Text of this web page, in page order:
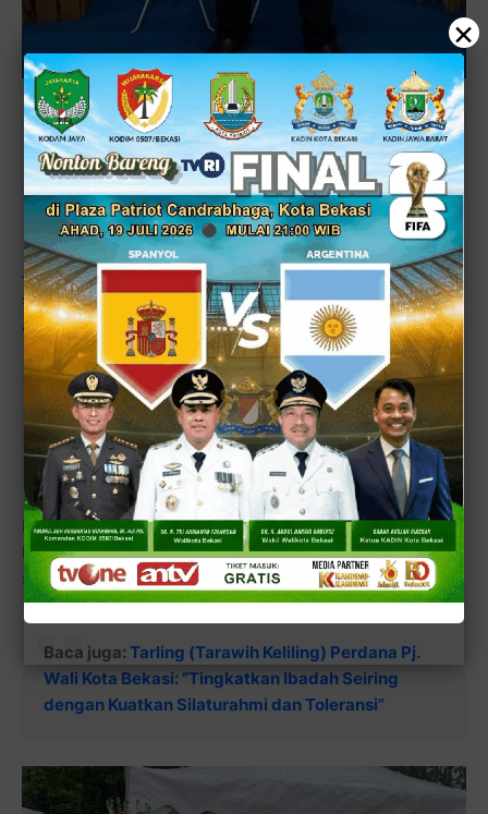
Baca juga:Disdamkarmat Kota Bekasi Raih Juara
Umum National Firefighter Skill Competition 2024
di Kota Surabaya
Jika Anda mengenal dodol Bekasi, maka mungkin salah
satunya yang paling terkenal adalah milik Bandar Dodol,
alias Dodol Bang Nian.
Baca juga: Sang Legendaris Komedian Bang
Mandra Bersama Penyiar Radio Elgangga, Bang
Nian Bikin Acara Lomba Lenong se Kota Bekasi?
Dan jika Anda tertarik untuk menikmati sajian jajanan
khas Bekasi produksi Bandar Dodol yang dikelolanya,
silakan hubungi di kontak media sosial berikut di atas.
Baca juga: Tarling (Tarawih Keliling) Perdana Pj.
Wali Kota Bekasi: “Tingkatkan Ibadah Seiring
dengan Kuatkan Silaturahmi dan Toleransi”
×